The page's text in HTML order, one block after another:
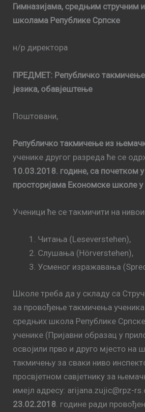
Гимназијама, средњим стручним
школама Републике Српске
н/р директора
ПРЕДМЕТ: Републичко
језика, обавјештење
Поштовани,
Републичко такмичење из
ученике другог разреда ће се
10.03.2018. године, са почетком
просторијама Економске школе
Ученици ће се такмичити на
Читањa (Leseverstehen),
Слушањa (Hörverstehen),
Усменoг изражавања
Школе треба да у складу са
за провођење такмичења
средњих школа Републике Српске
ученике (Пријавни образац у
освојили прво и друго мјесто на
такмичењу за сваки ниво
просвјетном савјетнику за
имејл адресу: arijana.zujic@rpz-
23.02.2018 . године ради